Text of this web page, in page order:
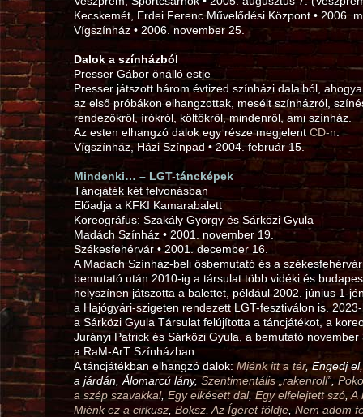
Kecskemét, Erdei Ferenc Művelődési Központ • 2006.
Vígszínház • 2006. november 25.
Dalok a színházból
Presser Gábor önálló estje
Presser játszott három évtized színházi dalaiból,
az első próbákon elhangzottak, mesélt színházról,
rendezőkről, írókról, költőkről, mindenről, ami színház.
Az esten elhangzó dalok egy része megjelent CD-n
Vígszínház, Házi Színpad • 2004. február 15.
Mindenki… – LGT-táncképek
Táncjáték két felvonásban
Előadja a KFKI Kamarabalett
Koreográfus: Szakály György és Sárközi Gyula
Madách Színház • 2001. november 19.
Székesfehérvár • 2001. december 16.
A Madách Színház-beli ősbemutató és a
bemutató után 2010‑ig a társulat több vidéki és
helyszínen játszotta a balettet, például 2002. június
a Hajógyári-szigeten rendezett LGT-fesztiválon is.
a Sárközi Gyula Társulat felújította a táncjátékot, a
Jurányi Patrick és Sárközi Gyula, a bemutató november
a RaM-ArT Színházban.
A táncjátékban elhangzó dalok: Miénk itt a tér, Engedj
a járdán, Álomarcú lány,Szentimentális „rakenroll”,
a szép szavakkal, Egy elkésett dal,Egy elfelejtett szó,A
Miénk ez a cirkusz Boksz Az Ígéret földje Nem adom